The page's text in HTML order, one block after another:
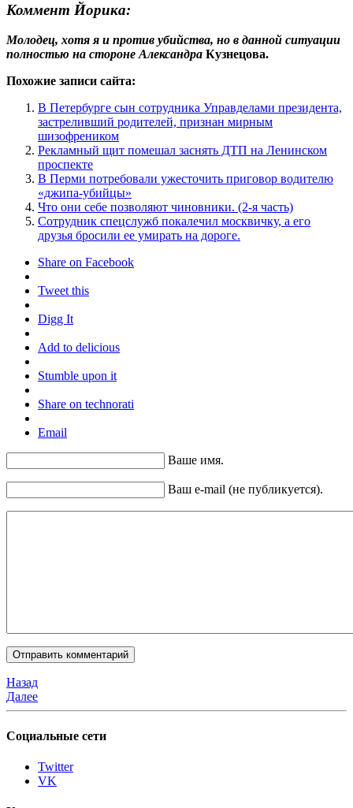
Коммент Йорика:
Молодец, хотя я и против убийства, но в данной ситуации
полностью на стороне Александра Кузнецова.
Похожие записи сайта:
В Петербурге сын сотрудника Управделами президента,
застреливший родителей, признан мирным
шизофреником
Рекламный щит помешал заснять ДТП на Ленинском
проспекте
В Перми потребовали ужесточить приговор водителю
«джипа-убийцы»
Что они себе позволяют чиновники. (2-я часть)
Сотрудник спецслужб покалечил москвичку, а его
друзья бросили ее умирать на дороге.
Share on Facebook
Tweet this
Digg It
Add to delicious
Stumble upon it
Share on technorati
Email
Ваше имя.
Ваш e-mail (не публикуется).
Назад
Далее
Социальные сети
Twitter
VK